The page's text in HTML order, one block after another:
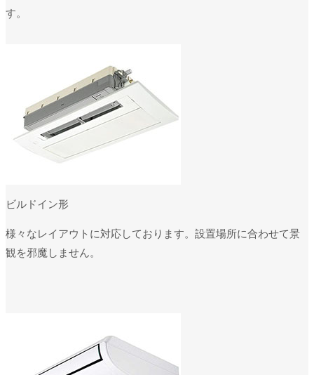
す。
ビルドイン形
様々なレイアウトに対応しております。設置場所に合わせて景
観を邪魔しません。